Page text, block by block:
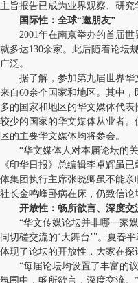
主旨报告已成为业界观察、研
国际性：全球“邀朋友”
2001年在南京举办的首届世
就多达130余家。此后随着论坛
广泛。
据了解，参加第九届世界华
来自60余个国家和地区。其中
多的国家和地区的华文媒体代
较少的国家的华文媒体从业者
区的主要华文媒体均将参会。
“华文媒体人对本届论坛的关
《印华日报》总编辑李卓辉虽
体集团执行主席张晓卿虽不能亲
社长金鸣峰卧病在床，仍致信论
开放性：畅所欲言、深度交
“华文传媒论坛并非哪一家媒
同切磋交流的‘大舞台’”。夏春
体现了论坛的开放性，大家在探
“每届论坛均设置了丰富的议
氛围中，畅所欲言，深度交流。